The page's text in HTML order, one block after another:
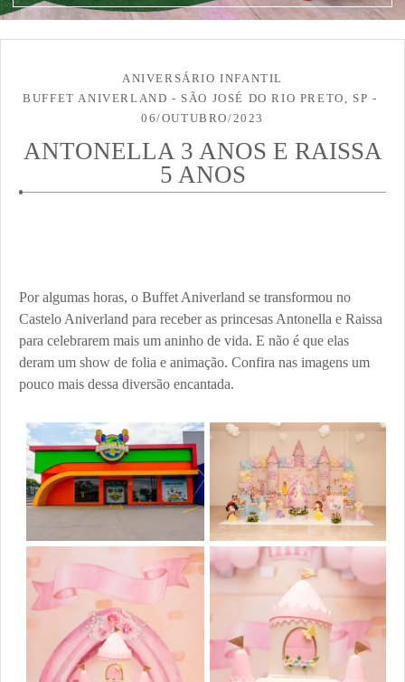
ANIVERSÁRIO INFANTIL
BUFFET ANIVERLAND - SÃO JOSÉ DO RIO PRETO, SP
06/OUTUBRO/2023
ANTONELLA 3 ANOS E RAISSA
5 ANOS
Por algumas horas, o Buffet Aniverland se transformou no
Castelo Aniverland para receber as princesas Antonella e Raissa
para celebrarem mais um aninho de vida. E não é que elas
deram um show de folia e animação. Confira nas imagens um
pouco mais dessa diversão encantada.